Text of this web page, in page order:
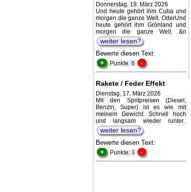
Donnerstag, 19. März 2026
Und heute gehört ihm Cuba und
morgen die ganze Welt. OderUnd
heute gehört ihm Grönland und
morgen die ganze Welt. &n
weiter lesen?
Bewerte diesen Text:
+ Punkte: 6 -
Rakete / Feder Effekt
Dienstag, 17. März 2026
Mit den Spritpreisen (Diesel,
Benzin, Super) ist es wie mit
meinem Gewicht. Schnell hoch
und langsam wieder runter.
weiter lesen?
Bewerte diesen Text:
+ Punkte: 3 -